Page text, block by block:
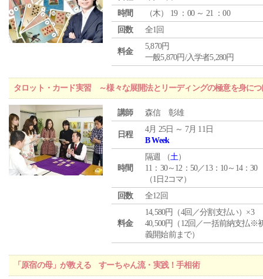
時間
（木） 19 ：00 ～ 21 ：00
回数
全1回
料金
5,870円
一般5,870円/入学者5,280円
タロット・カード実習 ～様々な展開法とリーディングの極意を身につ
講師 森信 彰雄
日程
4月 25日 ～ 7月 11日
B Week
時間
隔週 （土）
11：30～12：50／13：10～14：30
（1日2コマ）
回数
全12回
料金
14,580円（4回／分割支払い）×3
40,500円（12回／一括前納支払※
義開始前まで）
「原宿の母」が教える すーちゃん流・実践！手相術